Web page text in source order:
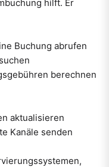
hilft. Er
Buchung abrufen
berechnen
aktualisieren
Kanäle senden